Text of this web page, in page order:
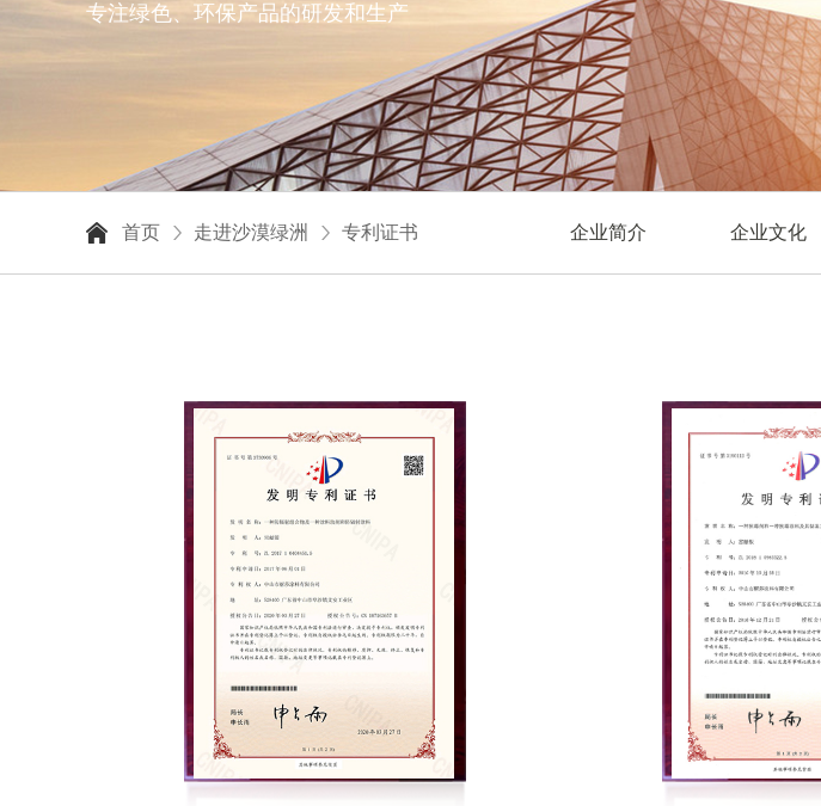
专注绿色、环保产品的研发和生产
首页 走进沙漠绿洲 专利证书 企业简介 企业文化